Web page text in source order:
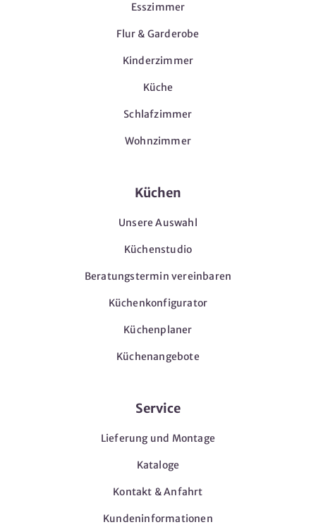
Esszimmer
Flur & Garderobe
Kinderzimmer
Küche
Schlafzimmer
Wohnzimmer
Küchen
Unsere Auswahl
Küchenstudio
Beratungstermin vereinbaren
Küchenkonfigurator
Küchenplaner
Küchenangebote
Service
Lieferung und Montage
Kataloge
Kontakt & Anfahrt
Kundeninformationen